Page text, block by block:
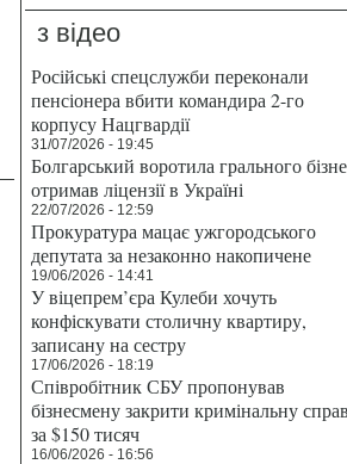
з відео
Російські спецслужби переконали
пенсіонера вбити командира 2-го
корпусу Нацгвардії
31/07/2026 - 19:45
Болгарський воротила грального
отримав ліцензії в Україні
22/07/2026 - 12:59
Прокуратура мацає ужгородського
депутата за незаконно накопичене
19/06/2026 - 14:41
У віцепрем’єра Кулеби хочуть
конфіскувати столичну квартиру,
записану на сестру
17/06/2026 - 18:19
Співробітник СБУ пропонував
бізнесмену закрити кримінальну
за $150 тисяч
16/06/2026 - 16:56